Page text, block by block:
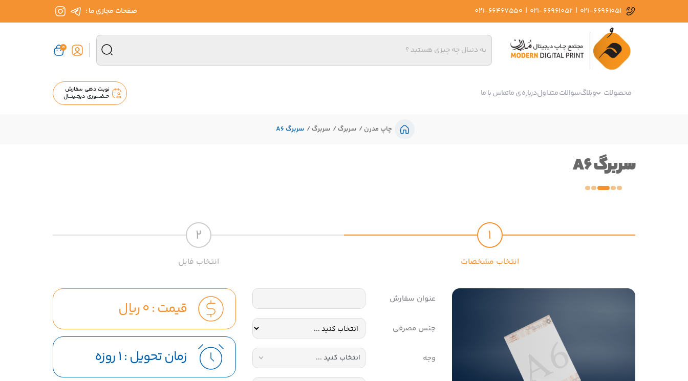
021-66961051
|
021-66961052
|
021-66467550 صفحات مجازی ما :
0
محصولات وبلاگسوالات متداولدرباره ی ماتماس با ما
نوبت دهی سفارش
حــضــــوری دیجــیتـــال
چاپ مدرن سربرگ سربرگ سربرگ A6
سربرگ A6
1
انتخاب مشخصات
2
انتخاب فایل
عنوان سفارش
جنس مصرفی
وجه
قیمت :0ریال
زمان تحویل : 1 روزه